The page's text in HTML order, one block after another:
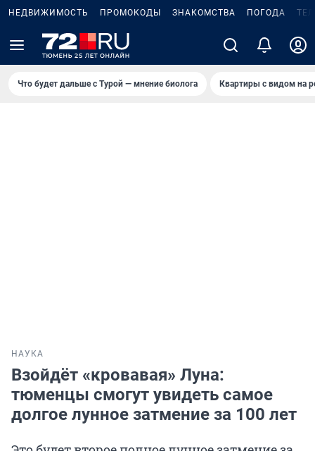
НЕДВИЖИМОСТЬ ПРОМОКОДЫ ЗНАКОМСТВА ПОГОДА
Что будет дальше с Турой — мнение биолога Квартиры с видом на
НАУКА
Взойдёт «кровавая» Луна:
тюменцы смогут увидеть самое
долгое лунное затмение за 100 лет